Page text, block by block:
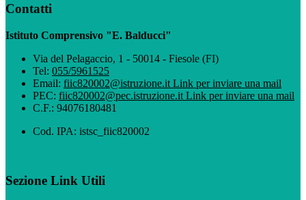
Contatti
Istituto Comprensivo "E. Balducci"
Via del Pelagaccio, 1 - 50014 - Fiesole (FI)
Tel: 055/5961525
Email: fiic820002@istruzione.it Link per inviare una mail
PEC: fiic820002@pec.istruzione.it Link per inviare una mail
C.F.: 94076180481
Cod. IPA: istsc_fiic820002
Sezione Link Utili